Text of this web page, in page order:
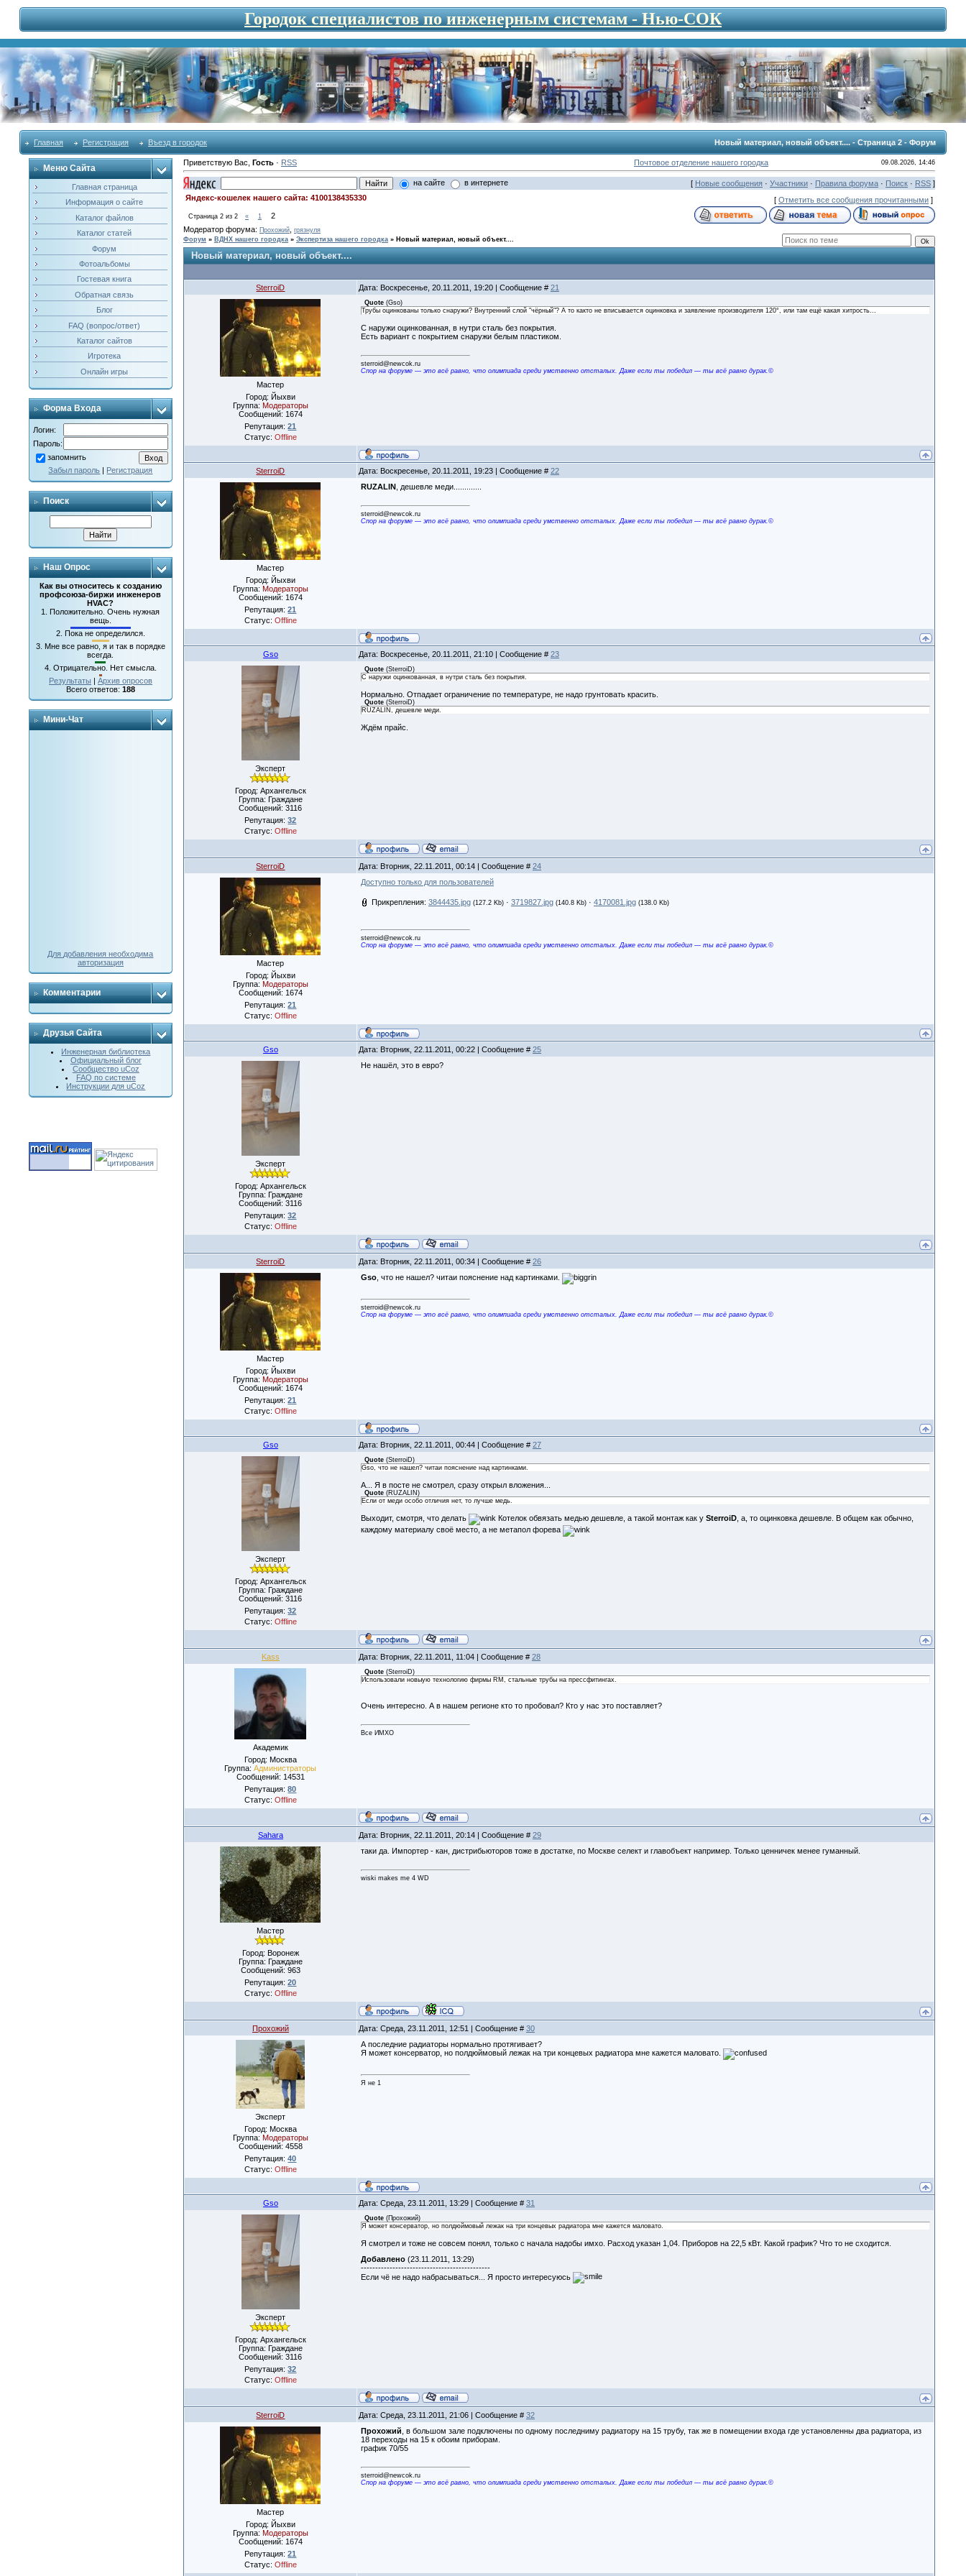
Городок специалистов по инженерным системам - Нью-СОК
Главная Регистрация Въезд в городок Новый материал, новый объект.... - Страница 2 - Форум
Меню Сайта
Главная страница
Информация о сайте
Каталог файлов
Каталог статей
Форум
Фотоальбомы
Гостевая книга
Обратная связь
Блог
FAQ (вопрос/ответ)
Каталог сайтов
Игротека
Онлайн игры
Форма Входа
Логин:
Пароль:
запомнить
Забыл пароль | Регистрация
Поиск
Наш Опрос
Как вы относитесь к созданию
профсоюза-биржи инженеров
HVAC?
1.Положительно. Очень нужная
вещь.
2. Пока не определился.
3. Мне все равно, я и так в порядке
всегда.
4. Отрицательно. Нет смысла.
Результаты | Архив опросов
Всего ответов: 188
Мини-Чат
Для добавления необходима
авторизация
Комментарии
Друзья Сайта
Инженерная библиотека
Официальный блог
Сообщество uCoz
FAQ по системе
Инструкции для uCoz
Приветствую Вас Гость· RSS Почтовое отделение нашего городка 09.08.2026, 14:46
на сайте в интернете [ Новые сообщения· Участники· Правила форума· Поиск· RSS]
Яндекс-кошелек нашего сайта: 4100138435330
[ Отметить все сообщения прочитанными]
Страница 2из 2 « 1
2
Модератор форума: Прохожий, грязнуля
Форум » ВДНХ нашего городка » Экспертиза нашего городка » Новый материал, новый объект....
Новый материал, новый объект....
SterroiD Дата: Воскресенье, 20.11.2011, 19:20 | Сообщение # 21
Мастер
Город: Йыхви
Группа: Модераторы
Сообщений: 1674
Репутация:21
Статус: Offline
Quote(Gso)
Трубы оцинкованы только снаружи? Внутренний слой "чёрный"? А то както не вписывается оцинковка и заявление производителя 120°, или там ещё какая хитрость...
С наружи оцинкованная, в нутри сталь без покрытия.
Есть вариант с покрытием снаружи белым пластиком.
sterroid@newcok.ru
Спор на форуме — это всё равно, что олимпиада среди умственно отсталых. Даже если ты победил — ты всё равно дурак.©
SterroiD Дата: Воскресенье, 20.11.2011, 19:23 | Сообщение # 22
Мастер
Город: Йыхви
Группа: Модераторы
Сообщений: 1674
Репутация:21
Статус: Offline
RUZALIN, дешевле меди.............
sterroid@newcok.ru
Спор на форуме — это всё равно, что олимпиада среди умственно отсталых. Даже если ты победил — ты всё равно дурак.©
Gso Дата: Воскресенье, 20.11.2011, 21:10 | Сообщение # 23
Эксперт
Город: Архангельск
Группа: Граждане
Сообщений:3116
Репутация:32
Статус: Offline
Quote(SterroiD)
С наружи оцинкованная, в нутри сталь без покрытия.
Нормально. Отпадает ограничение по температуре, не надо грунтовать красить.
Quote(SterroiD)
RUZALIN, дешевле меди.
Ждём прайс.
SterroiD Дата: Вторник, 22.11.2011, 00:14 | Сообщение # 24
Мастер
Город: Йыхви
Группа: Модераторы
Сообщений: 1674
Репутация:21
Статус: Offline
Доступно только для пользователей
Прикрепления: 3844435.jpg (127.2 Kb) · 3719827.jpg (140.8 Kb) · 4170081.jpg (138.0 Kb)
sterroid@newcok.ru
Спор на форуме — это всё равно, что олимпиада среди умственно отсталых. Даже если ты победил — ты всё равно дурак.©
Gso Дата: Вторник, 22.11.2011, 00:22 | Сообщение # 25
Эксперт
Город: Архангельск
Группа: Граждане
Сообщений:3116
Репутация:32
Статус: Offline
Не нашёл, это в евро?
SterroiD Дата: Вторник, 22.11.2011, 00:34 | Сообщение # 26
Мастер
Город: Йыхви
Группа: Модераторы
Сообщений: 1674
Репутация:21
Статус: Offline
Gso, что не нашел? читаи пояснение над картинками.
sterroid@newcok.ru
Спор на форуме — это всё равно, что олимпиада среди умственно отсталых. Даже если ты победил — ты всё равно дурак.©
Gso Дата: Вторник, 22.11.2011, 00:44 | Сообщение # 27
Эксперт
Город: Архангельск
Группа: Граждане
Сообщений:3116
Репутация:32
Статус: Offline
Quote(SterroiD)
Gso, что не нашел? читаи пояснение над картинками.
А... Я в посте не смотрел, сразу открыл вложения...
Quote(RUZALIN )
Если от меди особо отличия нет, то лучше медь.
Выходит, смотря, что делать Котелок обвязать медью дешевле, а такой монтаж как у SterroiD, а, то оцинковка дешевле. В общем как обычно,
каждому материалу своё место, а не метапол форева
Kass Дата: Вторник, 22.11.2011, 11:04 | Сообщение # 28
Академик
Город: Москва
Группа:Администраторы
Сообщений: 14531
Репутация:80
Статус: Offline
Quote(SterroiD)
Использовали новыую технологию фирмы RM, стальные трубы на прессфитингах.
Очень интересно. А в нашем регионе кто то пробовал? Кто у нас это поставляет?
Все ИМХО
Sahara Дата: Вторник, 22.11.2011, 20:14 | Сообщение # 29
Мастер
Город: Воронеж
Группа: Граждане
Сообщений: 963
Репутация:20
Статус: Offline
таки да. Импортер - кан, дистрибьюторов тоже в достатке, по Москве селект и главобъект например. Только ценничек менее гуманный.
wiski makes me 4 WD
Прохожий Дата: Среда, 23.11.2011, 12:51 | Сообщение # 30
Эксперт
Город: Москва
Группа: Модераторы
Сообщений: 4558
Репутация:40
Статус: Offline
А последние радиаторы нормально протягивает?
Я может консерватор, но полдюймовый лежак на три концевых радиатора мне кажется маловато.
Я не 1
Gso Дата: Среда, 23.11.2011, 13:29 | Сообщение # 31
Эксперт
Город: Архангельск
Группа: Граждане
Сообщений:3116
Репутация:32
Статус: Offline
Quote(Прохожий)
Я может консерватор, но полдюймовый лежак на три концевых радиатора мне кажется маловато.
Я смотрел и тоже не совсем понял, только с начала надобы имхо. Расход указан 1,04. Приборов на 22,5 кВт. Какой график? Что то не сходится.
Добавлено(23.11.2011, 13:29)
---------------------------------------------
Если чё не надо набрасываться... Я просто интересуюсь
SterroiD Дата: Среда, 23.11.2011, 21:06 | Сообщение # 32
Мастер
Город: Йыхви
Группа: Модераторы
Сообщений: 1674
Репутация:21
Статус: Offline
Прохожий , в большом зале подключены по одному последниму радиатору на 15 трубу, так же в помещении входа где установленны два радиатора, из
18 переходы на 15 к обоим приборам.
график 70/55
sterroid@newcok.ru
Спор на форуме — это всё равно, что олимпиада среди умственно отсталых. Даже если ты победил — ты всё равно дурак.©